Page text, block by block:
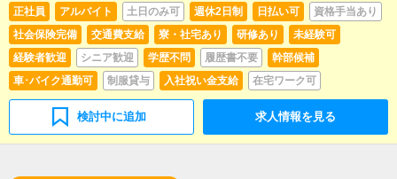
正社員 アルバイト 土日のみ可 週休2日制 日払い可
資格手当あり
社会保険完備
交通費支給 寮・社宅あり 研修あり
未経験可
経験者歓迎
シニア歓迎 学歴不問 履歴書不要
幹部候補
車･バイク通勤可
制服貸与 入社祝い金支給 在宅ワーク可
検討中に追加 求人情報を見る